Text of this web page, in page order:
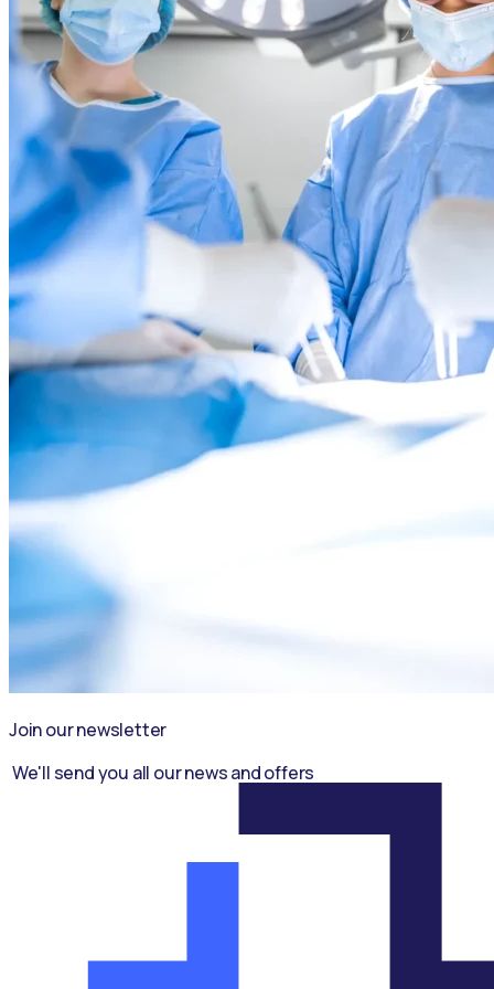
Join our newsletter
We'll send you all our news and offers